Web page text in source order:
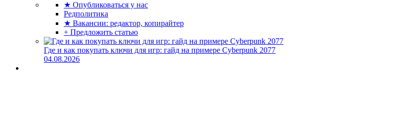
★ Опубликоваться у нас
Редполитика
★ Вакансии: редактор, копирайтер
+ Предложить статью
Где и как покупать ключи для игр: гайд на примере Cyberpunk 2077
04.08.2026